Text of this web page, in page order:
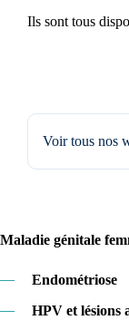
Ils sont tous
Voir tous nos
Maladie génitale
—
Endométriose
—
HPV et lésions